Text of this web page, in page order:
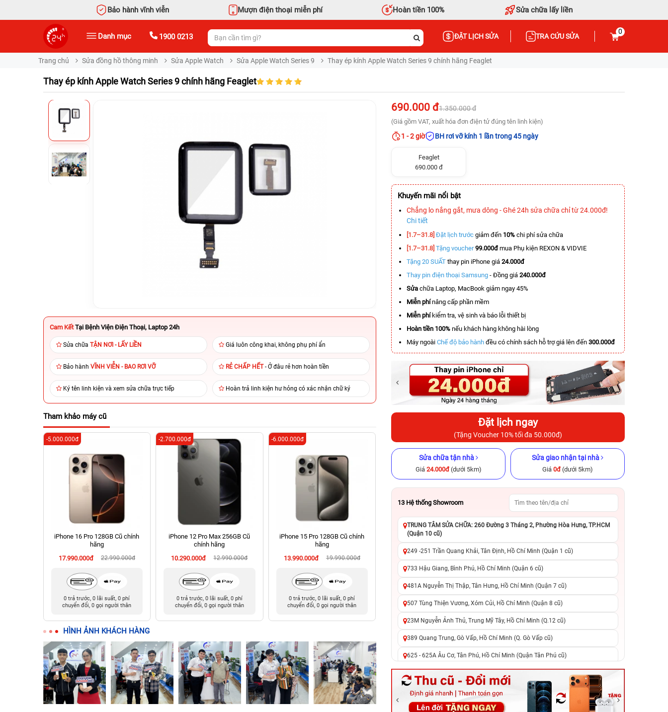
Bảo hành vĩnh viễn Mượn điện thoại miễn phí Hoàn tiền 100% Sửa chữa lấy liền
Danh mục 1900 0213 ĐẶT LỊCH SỬA TRA CỨU SỬA
0
Trang chủ Sửa đồng hồ thông minh Sửa Apple Watch Sửa Apple Watch Series 9 Thay ép kính Apple Watch Series 9 chính hãng Feaglet
Thay ép kính Apple Watch Series 9 chính hãng Feaglet
Cam Kết Tại Bệnh Viện Điện Thoại, Laptop 24h
Sửa chữa TẬN NƠI - LẤY LIỀN Giá luôn công khai, không phụ phí ẩn
Bảo hành VĨNH VIỄN - BAO RƠI VỠ RẺ CHẤP HẾT- Ở đâu rẻ hơn hoàn tiền
Ký tên linh kiện và xem sửa chữa trực tiếp Hoàn trả linh kiện hư hỏng có xác nhận chữ ký
Tham khảo máy cũ
iPhone 16 Pro 128GB Cũ chính
hãng
17.990.000đ
22.990.000đ
-5.000.000đ
0 trả trước, 0 lãi suất, 0 phí
chuyển đổi, 0 gọi người thân
iPhone 12 Pro Max 256GB Cũ
chính hãng
10.290.000đ
12.990.000đ
-2.700.000đ
0 trả trước, 0 lãi suất, 0 phí
chuyển đổi, 0 gọi người thân
iPhone 15 Pro 128GB Cũ chính
hãng
13.990.000đ
19.990.000đ
-6.000.000đ
0 trả trước, 0 lãi suất, 0 phí
chuyển đổi, 0 gọi người thân
iPhone 13 128GB Cũ chính hãng
6.990.000đ 10.990.000đ
-4.000.000đ
chuyển đổi, 0 gọi người thân
chính hãng
23.490.000đ
27.999.000đ
-4.509.000đ
chuyển đổi, 0 gọi người thân
-3.400.000đ
HÌNH ẢNH KHÁCH HÀNG
690.000 đ1.350.000 đ
(Giá gồm VAT, xuất hóa đơn điện tử đúng tên linh kiện)
1 - 2 giờ BH rơi vỡ kính 1 lần trong 45 ngày
Feaglet
690.000 đ
Khuyến mãi nổi bật
Chẳng lo nắng gắt, mưa dông - Ghé 24h sửa chữa chỉ từ 24.000đ!
Chi tiết
[1.7–31.8] Đặt lịch trước giảm đến 10% chi phí sửa chữa
[1.7–31.8] Tặng voucher 99.000đmua Phụ kiện REXON & VIDVIE
Tặng 20 SUẤT thay pin iPhone giá 24.000đ
Thay pin điện thoại Samsung - Đồng giá 240.000đ
Sửa chữa Laptop, MacBook giảm ngay 45%
Miễn phínâng cấp phần mềm
Miễn phíkiểm tra, vệ sinh và báo lỗi thiết bị
Hoàn tiền 100% nếu khách hàng không hài lòng
Máy ngoài Chế độ bảo hành đều có chính sách hỗ trợ giá lên đến 300.000đ
Đặt lịch ngay
(Tặng Voucher 10% tối đa 50.000đ)
Sửa chữa tận nhà
Giá 24.000đ(dưới 5km)
Sửa giao nhận tại nhà
Giá 0đ(dưới 5km)
13 Hệ thống Showroom
TRUNG TÂM SỬA CHỮA: 260 Đường 3 Tháng 2, Phường Hòa Hưng, TP.HCM
(Quận 10 cũ)
249 -251 Trần Quang Khải, Tân Định, Hồ Chí Minh (Quận 1 cũ)
733 Hậu Giang, Bình Phú, Hồ Chí Minh (Quận 6 cũ)
481A Nguyễn Thị Thập, Tân Hưng, Hồ Chí Minh (Quận 7 cũ)
507 Tùng Thiện Vương, Xóm Củi, Hồ Chí Minh (Quận 8 cũ)
23M Nguyễn Ảnh Thủ, Trung Mỹ Tây, Hồ Chí Minh (Q.12 cũ)
389 Quang Trung, Gò Vấp, Hồ Chí Minh (Q. Gò Vấp cũ)
625 - 625A Âu Cơ, Tân Phú, Hồ Chí Minh (Quận Tân Phú cũ)
326 Lê Văn Việt, Tăng Nhơn Phú, Hồ Chí Minh (Q.9 TP. Thủ Đức cũ)
256 Võ Văn Ngân, Thủ Đức, Hồ Chí Minh (Bình Thọ, TP. Thủ Đức Cũ)
70 Nguyễn An Ninh, Dĩ An, Hồ Chí Minh (Bình Dương Cũ)